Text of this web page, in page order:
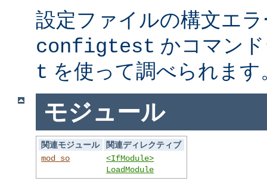
設定ファイルの構文エ
configtest かコマン
t を使って調べられます
モジュール
関連モジュール
関連ディレクティブ
mod_so
<IfModule>
LoadModule